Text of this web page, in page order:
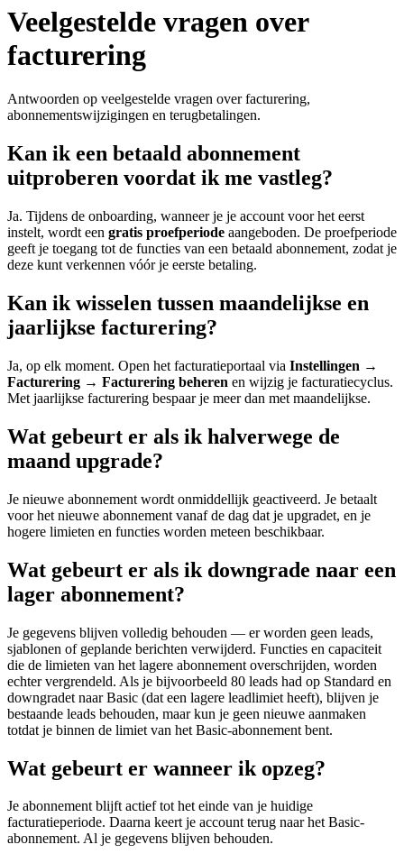
Veelgestelde vragen over
facturering
Antwoorden op veelgestelde vragen over facturering,
abonnementswijzigingen en terugbetalingen.
Kan ik een betaald abonnement
uitproberen voordat ik me vastleg?
Ja. Tijdens de onboarding, wanneer je je account voor het eerst
instelt, wordt een gratis proefperiode aangeboden. De proefperiode
geeft je toegang tot de functies van een betaald abonnement, zodat je
deze kunt verkennen vóór je eerste betaling.
Kan ik wisselen tussen maandelijkse en
jaarlijkse facturering?
Ja, op elk moment. Open het facturatieportaal via Instellingen →
Facturering → Facturering beheren en wijzig je facturatiecyclus.
Met jaarlijkse facturering bespaar je meer dan met maandelijkse.
Wat gebeurt er als ik halverwege de
maand upgrade?
Je nieuwe abonnement wordt onmiddellijk geactiveerd. Je betaalt
voor het nieuwe abonnement vanaf de dag dat je upgradet, en je
hogere limieten en functies worden meteen beschikbaar.
Wat gebeurt er als ik downgrade naar een
lager abonnement?
Je gegevens blijven volledig behouden — er worden geen leads,
sjablonen of geplande berichten verwijderd. Functies en capaciteit
die de limieten van het lagere abonnement overschrijden, worden
echter vergrendeld. Als je bijvoorbeeld 80 leads had op Standard en
downgradet naar Basic (dat een lagere leadlimiet heeft), blijven je
bestaande leads behouden, maar kun je geen nieuwe aanmaken
totdat je binnen de limiet van het Basic-abonnement bent.
Wat gebeurt er wanneer ik opzeg?
Je abonnement blijft actief tot het einde van je huidige
facturatieperiode. Daarna keert je account terug naar het Basic-
abonnement. Al je gegevens blijven behouden.